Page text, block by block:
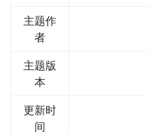
主题作
者
主题版
本
更新时
间